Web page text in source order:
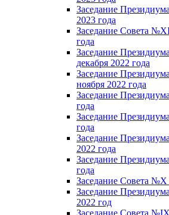
Заседание
2023 года
Заседание Совета
года
Заседание
декабря 2022 года
Заседание
ноября 2022 года
Заседание
года
Заседание
года
Заседание
2022 года
Заседание
года
Заседание Совета №X
Заседание
2022 год
Заседание Совета